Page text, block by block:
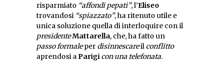
risparmiato “affondi pepati”, l’Eliseo
trovandosi “spiazzato”, ha ritenuto utile e
unica soluzione quella di interloquire con il
presidenteMattarella, che, ha fatto un
passo formaleper disinnescareil conflitto
aprendosi aParigi con una telefonata.